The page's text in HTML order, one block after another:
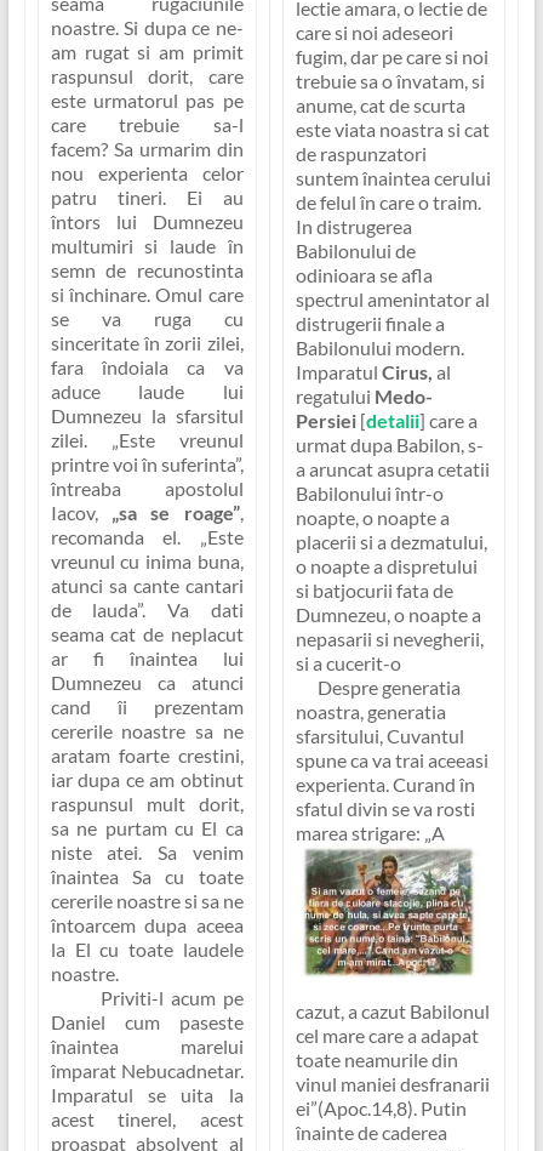
noastre. Si dupa ce ne-
am rugat si am primit
raspunsul dorit, care
este urmatorul pas pe
care trebuie sa-l
facem? Sa urmarim din
nou experienta celor
patru tineri. Ei au
întors lui Dumnezeu
multumiri si laude în
semn de recunostinta
si închinare. Omul care
se va ruga cu
sinceritate în zorii zilei,
fara îndoiala ca va
aduce laude lui
Dumnezeu la sfarsitul
zilei. „Este vreunul
printre voi în suferinta”,
întreaba apostolul
Iacov, „sa se roage”,
recomanda el. „Este
vreunul cu inima buna,
atunci sa cante cantari
de lauda”. Va dati
seama cat de neplacut
ar fi înaintea lui
Dumnezeu ca atunci
cand îi prezentam
cererile noastre sa ne
aratam foarte crestini,
iar dupa ce am obtinut
raspunsul mult dorit,
sa ne purtam cu El ca
niste atei. Sa venim
înaintea Sa cu toate
cererile noastre si sa ne
întoarcem dupa aceea
la El cu toate laudele
noastre.
Priviti-l acum pe
Daniel cum paseste
înaintea marelui
împarat Nebucadnetar.
Imparatul se uita la
acest tinerel, acest
proaspat absolvent al
lectie amara, o lectie de
care si noi adeseori
fugim, dar pe care si noi
trebuie sa o învatam, si
anume,cat de scurta
este viata noastra si cat
de raspunzatori
suntem înaintea cerului
de felul în care o traim.
In distrugerea
Babilonului de
odinioara se afla
spectrul amenintator al
distrugerii finale a
Babilonului modern.
Imparatul Cirus, al
regatului Medo-
Persiei[detalii] care a
urmat dupa Babilon, s-
a aruncat asupra cetatii
Babilonului într-o
noapte, o noapte a
placerii si a dezmatului,
o noapte a dispretului
si batjocurii fata de
Dumnezeu, o noapte a
nepasarii si nevegherii,
si a cucerit-o
Despre generatia
noastra, generatia
sfarsitului, Cuvantul
spune ca va trai aceeasi
experienta. Curand în
sfatul divin se va rosti
marea strigare: „A
cazut, a cazut Babilonul
cel mare care a adapat
toate neamurile din
vinul maniei desfranarii
ei”(Apoc.14,8). Putin
înainte de caderea